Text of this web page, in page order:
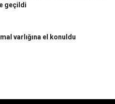
geçildi
mal varlığına el konuldu